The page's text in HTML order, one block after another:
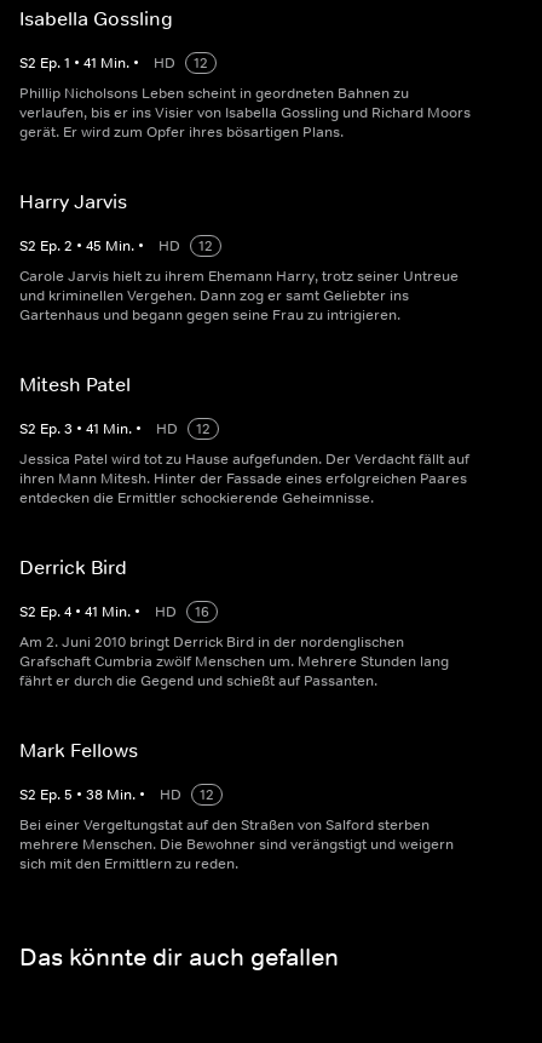
Isabella Gossling
S2 Ep.1 • 41 Min. • HD
12
Phillip Nicholsons Leben scheint in geordneten Bahnen zu
verlaufen, bis er ins Visier von Isabella Gossling und Richard Moors
gerät. Er wird zum Opfer ihres bösartigen Plans.
Harry Jarvis
S2 Ep.2 • 45 Min. • HD
12
Carole Jarvis hielt zu ihrem Ehemann Harry, trotz seiner Untreue
und kriminellen Vergehen. Dann zog er samt Geliebter ins
Gartenhaus und begann gegen seine Frau zu intrigieren.
Mitesh Patel
S2 Ep.3 • 41 Min. • HD
12
Jessica Patel wird tot zu Hause aufgefunden. Der Verdacht fällt auf
ihren Mann Mitesh. Hinter der Fassade eines erfolgreichen Paares
entdecken die Ermittler schockierende Geheimnisse.
Derrick Bird
S2 Ep.4 • 41 Min. • HD
16
Am 2. Juni 2010 bringt Derrick Bird in der nordenglischen
Grafschaft Cumbria zwölf Menschen um. Mehrere Stunden lang
fährt er durch die Gegend und schießt auf Passanten.
Mark Fellows
S2 Ep.5 • 38 Min. • HD
12
Bei einer Vergeltungstat auf den Straßen von Salford sterben
mehrere Menschen. Die Bewohner sind verängstigt und weigern
sich mit den Ermittlern zu reden.
Das könnte dir auch gefallen